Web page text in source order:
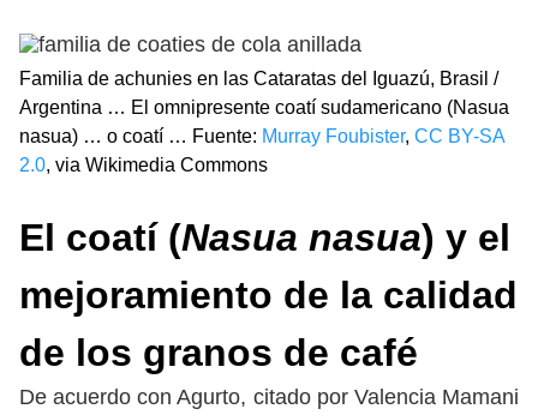
Familia de achunies en las Cataratas del Iguazú, Brasil /
Argentina … El omnipresente coatí sudamericano (Nasua
nasua) … o coatí … Fuente: Murray Foubister, CC BY-SA
2.0, via Wikimedia Commons
El coatí (Nasua nasua) y el
mejoramiento de la calidad
de los granos de café
De acuerdo con Agurto, citado por Valencia Mamani